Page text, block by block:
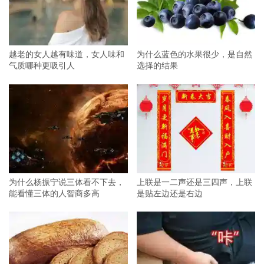
越老的女人越有味道，女人味和
气质哪种更吸引人
为什么蓝色的水果很少，是自然
选择的结果
为什么杨振宁说三体看不下去，
能看懂三体的人智商多高
上联是一二声还是三四声，上联
是贴左边还是右边